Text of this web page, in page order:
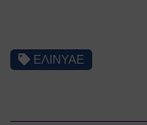
ΕΛΙΝΥΑΕ